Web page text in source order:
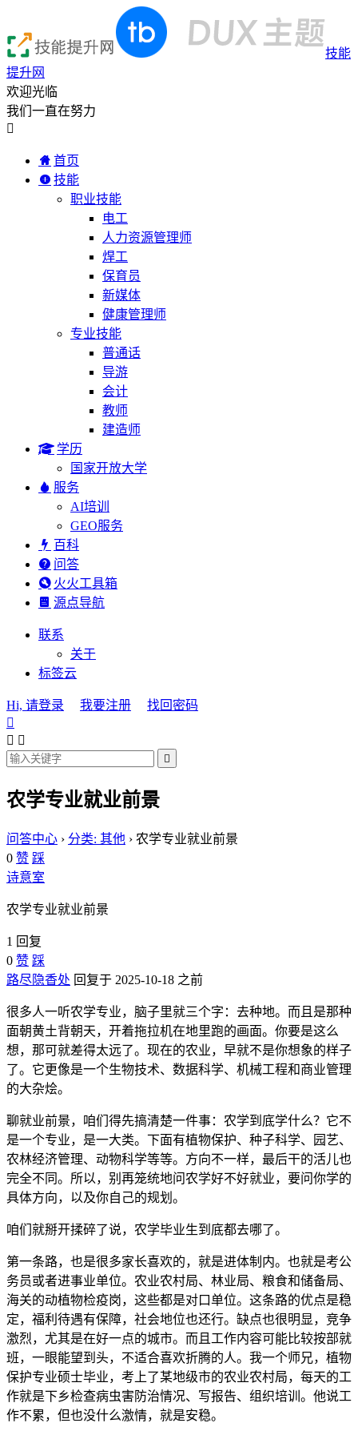
技能
提升网
欢迎光临
我们一直在努力

首页
技能
职业技能
电工
人力资源管理师
焊工
保育员
新媒体
健康管理师
专业技能
普通话
导游
会计
教师
建造师
学历
国家开放大学
服务
AI培训
GEO服务
百科
问答
火火工具箱
源点导航
联系
关于
标签云
Hi, 请登录 我要注册
找回密码

 

农学专业就业前景
问答中心 › 分类: 其他 › 农学专业就业前景
0 赞 踩
诗意室
农学专业就业前景
1 回复
0 赞 踩
路尽隐香处 回复于 2025-10-18 之前
很多人一听农学专业，脑子里就三个字：去种地。而且是那种
面朝黄土背朝天，开着拖拉机在地里跑的画面。你要是这么
想，那可就差得太远了。现在的农业，早就不是你想象的样子
了。它更像是一个生物技术、数据科学、机械工程和商业管理
的大杂烩。
聊就业前景，咱们得先搞清楚一件事：农学到底学什么？它不
是一个专业，是一大类。下面有植物保护、种子科学、园艺、
农林经济管理、动物科学等等。方向不一样，最后干的活儿也
完全不同。所以，别再笼统地问农学好不好就业，要问你学的
具体方向，以及你自己的规划。
咱们就掰开揉碎了说，农学毕业生到底都去哪了。
第一条路，也是很多家长喜欢的，就是进体制内。也就是考公
务员或者进事业单位。农业农村局、林业局、粮食和储备局、
海关的动植物检疫岗，这些都是对口单位。这条路的优点是稳
定，福利待遇有保障，社会地位也还行。缺点也很明显，竞争
激烈，尤其是在好一点的城市。而且工作内容可能比较按部就
班，一眼能望到头，不适合喜欢折腾的人。我一个师兄，植物
保护专业硕士毕业，考上了某地级市的农业农村局，每天的工
作就是下乡检查病虫害防治情况、写报告、组织培训。他说工
作不累，但也没什么激情，就是安稳。